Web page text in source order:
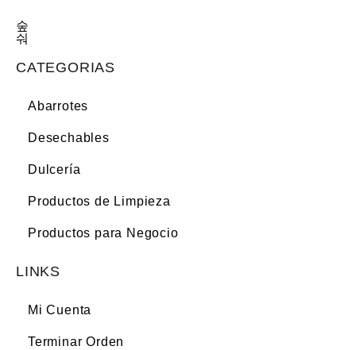
CATEGORIAS
Abarrotes
Desechables
Dulcería
Productos de Limpieza
Productos para Negocio
LINKS
Mi Cuenta
Terminar Orden